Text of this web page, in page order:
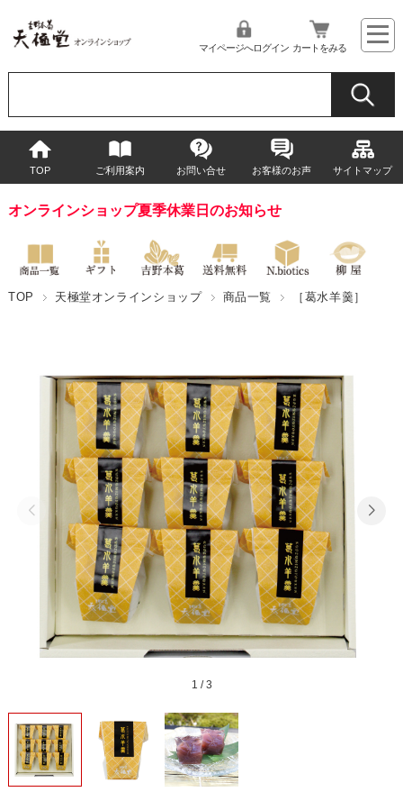
マイページへログイン カートをみる
TOP ご利用案内 お問い合せ お客様のお声 サイトマップ
オンラインショップ夏季休業日のお知らせ
TOP 天極堂オンラインショップ 商品一覧 ［葛水羊羹］
1 /3